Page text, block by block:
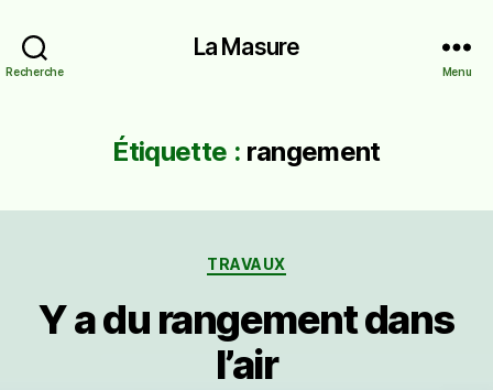
Recherche
La Masure
Menu
Étiquette : rangement
Catégories
TRAVAUX
Y a du rangement dans
l’air